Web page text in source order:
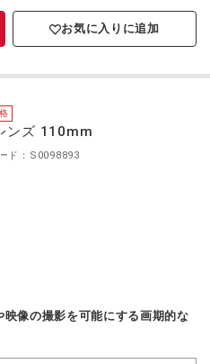
お気に入りに追加
ンズ 110mm
ード：S0098893
像の撮影を可能にする画期的な